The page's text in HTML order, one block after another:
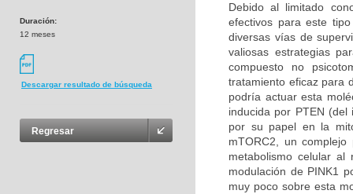
Duración:
12 meses
Descargar resultado de búsqueda
Regresar
Debido al limitado
efectivos para este
diversas vías de
valiosas estrategias
compuesto no
tratamiento eficaz para
podría actuar esta
inducida por PTEN
por su papel en la
mTORC2, un
metabolismo celular
modulación de PINK1
muy poco sobre esta